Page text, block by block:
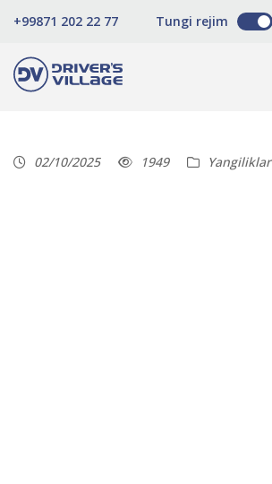
+99871 202 22 77 Tungi rejim
02/10/2025 1949 Yangiliklar